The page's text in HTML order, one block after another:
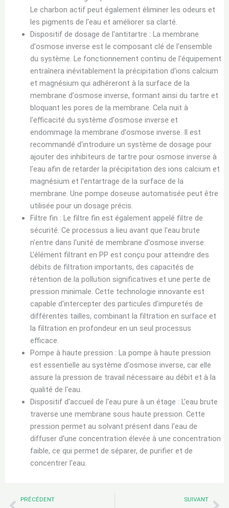
Le charbon actif peut également éliminer les odeurs et
les pigments de l'eau et améliorer sa clarté.
Dispositif de dosage de l'antitartre : La membrane
d'osmose inverse est le composant clé de l'ensemble
du système. Le fonctionnement continu de l'équipement
entraînera inévitablement la précipitation d'ions calcium
et magnésium qui adhéreront à la surface de la
membrane d'osmose inverse, formant ainsi du tartre et
bloquant les pores de la membrane. Cela nuit à
l'efficacité du système d'osmose inverse et
endommage la membrane d'osmose inverse. Il est
recommandé d'introduire un système de dosage pour
ajouter des inhibiteurs de tartre pour osmose inverse à
l'eau afin de retarder la précipitation des ions calcium et
magnésium et l'entartrage de la surface de la
membrane. Une pompe doseuse automatisée peut être
utilisée pour un dosage précis.
Filtre fin : Le filtre fin est également appelé filtre de
sécurité. Ce processus a lieu avant que l'eau brute
n'entre dans l'unité de membrane d'osmose inverse.
L'élément filtrant en PP est conçu pour atteindre des
débits de filtration importants, des capacités de
rétention de la pollution significatives et une perte de
pression minimale. Cette technologie innovante est
capable d'intercepter des particules d'impuretés de
différentes tailles, combinant la filtration en surface et
la filtration en profondeur en un seul processus
efficace.
Pompe à haute pression : La pompe à haute pression
est essentielle au système d'osmose inverse, car elle
assure la pression de travail nécessaire au débit et à la
qualité de l'eau.
Dispositif d'accueil de l'eau pure à un étage : L'eau brute
traverse une membrane sous haute pression. Cette
pression permet au solvant présent dans l'eau de
diffuser d'une concentration élevée à une concentration
faible, ce qui permet de séparer, de purifier et de
concentrer l'eau.
PRÉCÉDENT SUIVANT